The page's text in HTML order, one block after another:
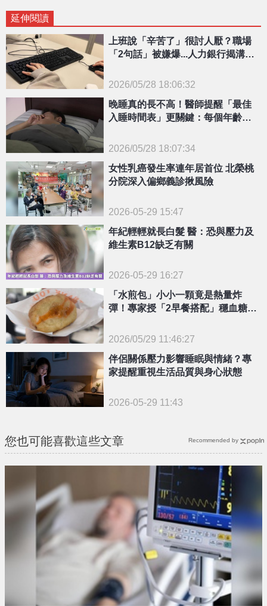
延伸閱讀
{PLAYICON}
上班說「辛苦了」很討人厭？職場
「2句話」被嫌爆...人力銀行揭溝通
2026/05/28 18:06:32
{PLAYICON}
晚睡真的長不高！醫師提醒「最佳
入睡時間表」更關鍵：每個年齡層
2026/05/28 18:07:34
女性乳癌發生率連年居首位 北榮桃
分院深入偏鄉義診揪風險
2026-05-29 15:47
年紀輕輕就長白髮 醫：恐與壓力及
維生素B12缺乏有關
2026-05-29 16:27
{PLAYICON}
「水煎包」小小一顆竟是熱量炸
彈！專家授「2早餐搭配」穩血糖還
2026/05/29 11:46:27
伴侶關係壓力影響睡眠與情緒？專
家提醒重視生活品質與身心狀態
2026-05-29 11:43
您也可能喜歡這些文章 Recommended by